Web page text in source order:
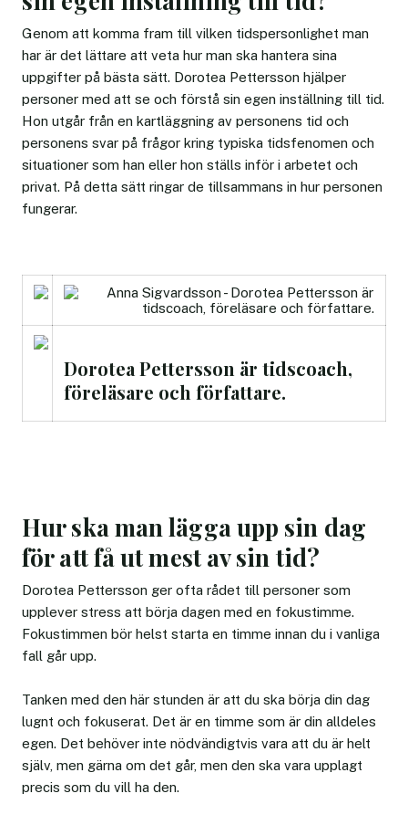
Genom att komma fram till vilken tidspersonlighet man
har är det lättare att veta hur man ska hantera sina
uppgifter på bästa sätt. Dorotea Pettersson hjälper
personer med att se och förstå sin egen inställning till tid.
Hon utgår från en kartläggning av personens tid och
personens svar på frågor kring typiska tidsfenomen och
situationer som han eller hon ställs inför i arbetet och
privat. På detta sätt ringar de tillsammans in hur personen
fungerar.
Dorotea Pettersson är tidscoach,
föreläsare och författare.
Hur ska man lägga upp sin dag
för att få ut mest av sin tid?
Dorotea Pettersson ger ofta rådet till personer som
upplever stress att börja dagen med en fokustimme.
Fokustimmen bör helst starta en timme innan du i vanliga
fall går upp.
Tanken med den här stunden är att du ska börja din dag
lugnt och fokuserat. Det är en timme som är din alldeles
egen. Det behöver inte nödvändigtvis vara att du är helt
själv, men gärna om det går, men den ska vara upplagt
precis som du vill ha den.